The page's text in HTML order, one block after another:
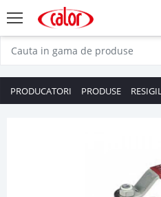
PRODUCATORI PRODUSE